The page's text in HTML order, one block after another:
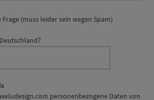
(muss leider sein wegen Spam)
personenbezogene Daten von